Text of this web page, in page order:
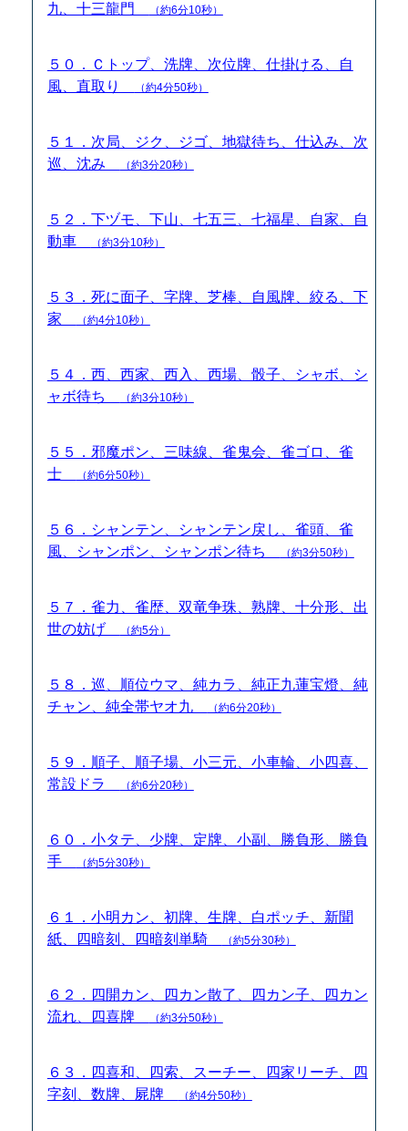
九、十三龍門 （約6分10秒）
５０．Ｃトップ、洗牌、次位牌、仕掛ける、自
風、直取り
（約4分50秒）
５１．次局、ジク、ジゴ、地獄待ち、仕込み、次
巡、沈み
（約3分20秒）
５２．下ヅモ、下山、七五三、七福星、自家、自
動車
（約3分10秒）
５３．死に面子、字牌、芝棒、自風牌、絞る、下
家
（約4分10秒）
５４．西、西家、西入、西場、骰子、シャボ、シ
ャボ待ち
（約3分10秒）
５５．邪魔ポン、三味線、雀鬼会、雀ゴロ、雀
士
（約6分50秒）
５６．シャンテン、シャンテン戻し、雀頭、雀
風、シャンポン、シャンポン待ち
（約3分50秒）
５７．雀力、雀歴、双竜争珠、熟牌、十分形、出
世の妨げ
（約5分）
５８．巡、順位ウマ、純カラ、純正九蓮宝燈、純
チャン、純全帯ヤオ九
（約6分20秒）
５９．順子、順子場、小三元、小車輪、小四喜、
常設ドラ
（約6分20秒）
６０．小タテ、少牌、定牌、小副、勝負形、勝負
手
（約5分30秒）
６１．小明カン、初牌、生牌、白ポッチ、新聞
紙、四暗刻、四暗刻単騎
（約5分30秒）
６２．四開カン、四カン散了、四カン子、四カン
流れ、四喜牌
（約3分50秒）
６３．四喜和、四索、スーチー、四家リーチ、四
字刻、数牌、屍牌
（約4分50秒）